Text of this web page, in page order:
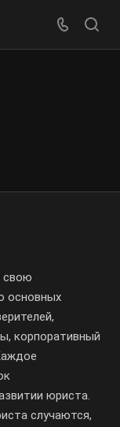
свою
основных
корпоративный
юриста.
случаются,